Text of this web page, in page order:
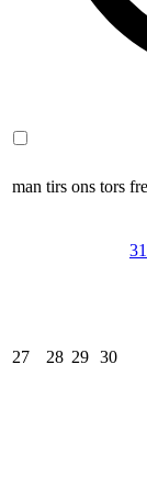
man tirs ons tors fre
27 28 29 30
31